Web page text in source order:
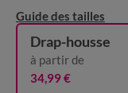
Guide des tailles
Drap-housse
à partir de
34,99 €